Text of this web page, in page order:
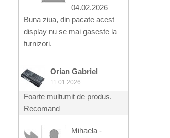
04.02.2026
Buna ziua, din pacate acest
display nu se mai gaseste la
furnizori.
Orian Gabriel
11.01.2026
Foarte multumit de produs.
Recomand
Mihaela -